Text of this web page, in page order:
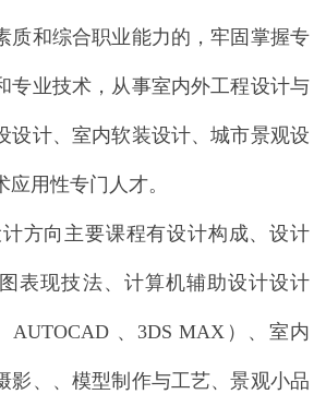
质和综合职业能力的，牢固掌握专
专业技术，从事室内外工程设计与
设计、室内软装设计、城市景观设
用性专门人才。
方向主要课程有设计构成、设计
表现技法、计算机辅助设计设计
AUTOCAD 、3DS MAX）、室内
影、、模型制作与工艺、景观小品